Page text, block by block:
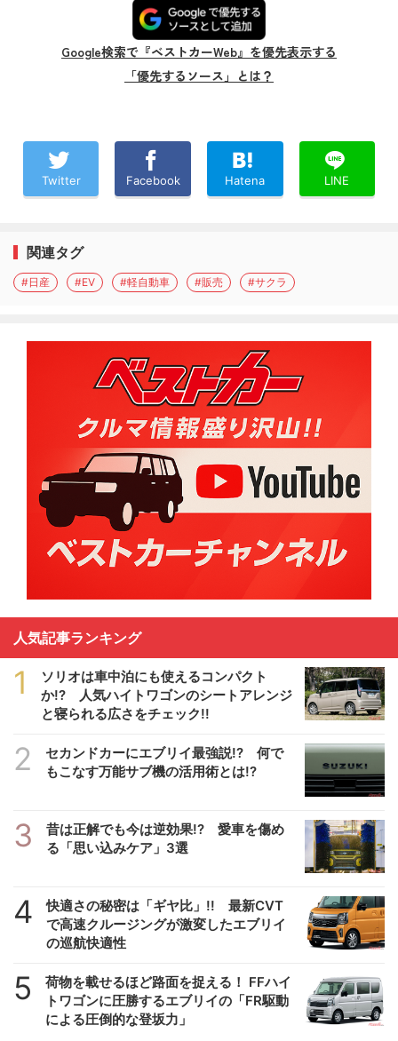
Google検索で『ベストカーWeb』を優先表示する
「優先するソース」とは？
Twitter Facebook Hatena LINE
関連タグ
#日産 #EV #軽自動車 #販売 #サクラ
人気記事ランキング
1
ソリオは車中泊にも使えるコンパクト
か!? 人気ハイトワゴンのシートアレンジ
と寝られる広さをチェック!!
2
セカンドカーにエブリイ最強説!? 何で
もこなす万能サブ機の活用術とは!?
3
昔は正解でも今は逆効果!? 愛車を傷め
る「思い込みケア」3選
4
快適さの秘密は「ギヤ比」!! 最新CVT
で高速クルージングが激変したエブリイ
の巡航快適性
5
荷物を載せるほど路面を捉える！ FFハイ
トワゴンに圧勝するエブリイの「FR駆動
による圧倒的な登坂力」